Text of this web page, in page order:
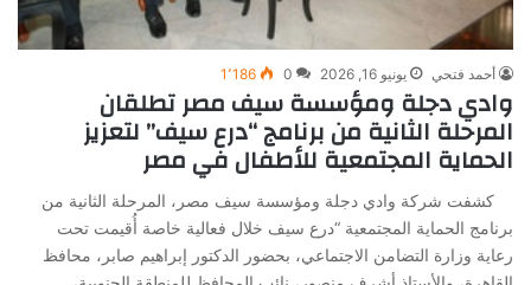
أحمد فتحي يونيو 16, 2026 0 1٬186
وادي دجلة ومؤسسة سيف مصر تطلقان
المرحلة الثانية من برنامج “درع سيف” لتعزيز
الحماية المجتمعية للأطفال في مصر
كشفت شركة وادي دجلة ومؤسسة سيف مصر، المرحلة الثانية من
برنامج الحماية المجتمعية “درع سيف خلال فعالية خاصة أُقيمت تحت
رعاية وزارة التضامن الاجتماعي، بحضور الدكتور إبراهيم صابر، محافظ